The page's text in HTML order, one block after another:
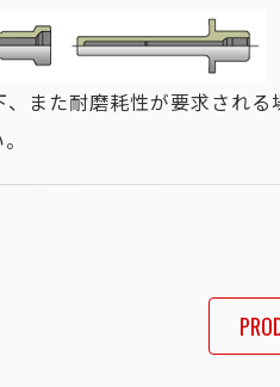
また耐磨耗性が要求され